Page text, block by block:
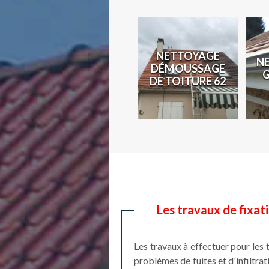
COUVREUR 62
NETTOYAGE
DÉMOUSSAGE
DE TOITURE 62
Les travaux de
Les travaux à effectuer pour
problèmes de fuites et